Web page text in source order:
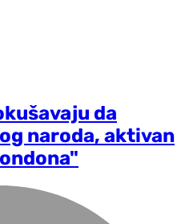
da
naroda, aktivan